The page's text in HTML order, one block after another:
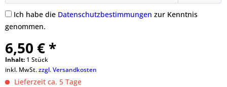
Ich habe die Datenschutzbestimmungen zur Kenntnis
genommen.
6,50 € *
Inhalt: 1 Stück
inkl. MwSt.zzgl. Versandkosten
Lieferzeit ca. 5 Tage